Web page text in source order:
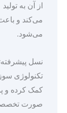
از آن به
می‌کند و
می‌شود.
نسل
تکنولوژی
کمک کرده و
صورت